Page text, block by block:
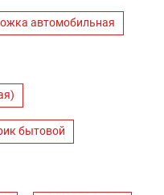
автомобильная
бытовой